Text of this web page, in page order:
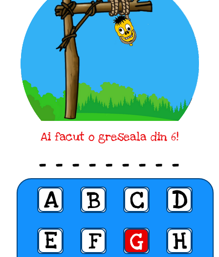
Ai facut o greseala din 6!
_ _ _ _ _ _ _ _ _
A B C
D
E
F G
H